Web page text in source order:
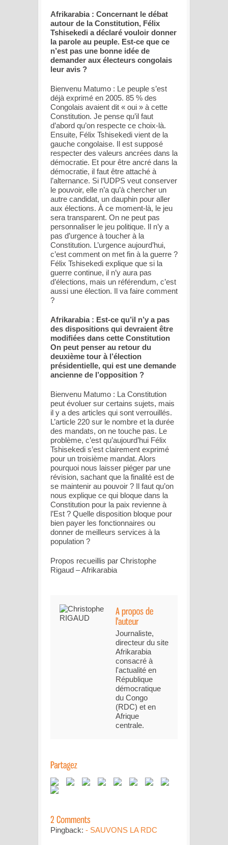
Afrikarabia : Concernant le débat
autour de la Constitution, Félix
Tshisekedi a déclaré vouloir donner
la parole au peuple. Est-ce que ce
n’est pas une bonne idée de
demander aux électeurs congolais
leur avis ?
Bienvenu Matumo : Le peuple s’est
déjà exprimé en 2005. 85 % des
Congolais avaient dit « oui » à cette
Constitution. Je pense qu’il faut
d’abord qu’on respecte ce choix-là.
Ensuite, Félix Tshisekedi vient de la
gauche congolaise. Il est supposé
respecter des valeurs ancrées dans la
démocratie. Et pour être ancré dans la
démocratie, il faut être attaché à
l’alternance. Si l’UDPS veut conserver
le pouvoir, elle n’a qu’à chercher un
autre candidat, un dauphin pour aller
aux élections. À ce moment-là, le jeu
sera transparent. On ne peut pas
personnaliser le jeu politique. Il n’y a
pas d’urgence à toucher à la
Constitution. L’urgence aujourd’hui,
c’est comment on met fin à la guerre ?
Félix Tshisekedi explique que si la
guerre continue, il n’y aura pas
d’élections, mais un référendum, c’est
aussi une élection. Il va faire comment
?
Afrikarabia : Est-ce qu’il n’y a pas
des dispositions qui devraient être
modifiées dans cette Constitution
On peut penser au retour du
deuxième tour à l’élection
présidentielle, qui est une demande
ancienne de l’opposition ?
Bienvenu Matumo : La Constitution
peut évoluer sur certains sujets, mais
il y a des articles qui sont verrouillés.
L’article 220 sur le nombre et la durée
des mandats, on ne touche pas. Le
problème, c’est qu’aujourd’hui Félix
Tshisekedi s’est clairement exprimé
pour un troisième mandat. Alors
pourquoi nous laisser piéger par une
révision, sachant que la finalité est de
se maintenir au pouvoir ? Il faut qu’on
nous explique ce qui bloque dans la
Constitution pour la paix revienne à
l’Est ? Quelle disposition bloque pour
bien payer les fonctionnaires ou
donner de meilleurs services à la
population ?
Propos recueillis par Christophe
Rigaud – Afrikarabia
Journaliste,
directeur du site
Afrikarabia
consacré à
l'actualité en
République
démocratique
du Congo
(RDC) et en
Afrique
centrale.
Pingback: - SAUVONS LA RDC